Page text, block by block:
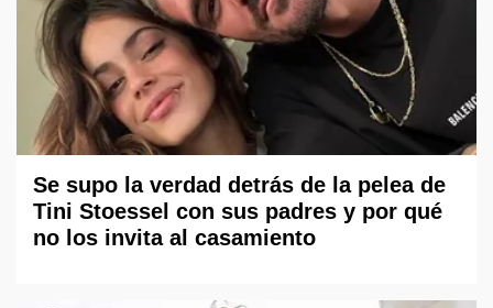
Se supo la verdad detrás de la pelea de
Tini Stoessel con sus padres y por qué
no los invita al casamiento